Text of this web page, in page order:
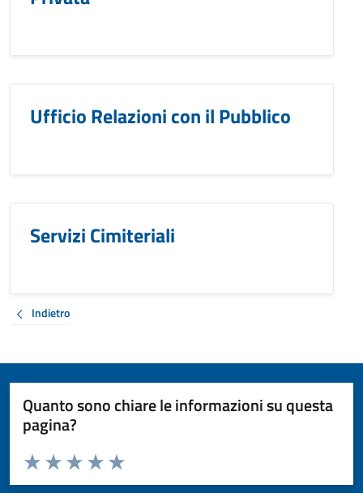
Ufficio Relazioni con il Pubblico
Servizi Cimiteriali
Indietro
Quanto sono chiare le informazioni su questa
pagina?
Valuta da 1 a 5 stelle la pagina
Valuta 5 stelle su 5
Valuta 4 stelle su 5
Valuta 3 stelle su 5
Valuta 2 stelle su 5
Valuta 1 stelle su 5